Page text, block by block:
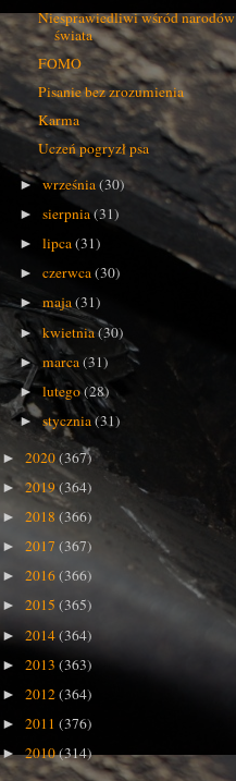
Niesprawiedliwi wśród narodów
świata
FOMO
Pisanie bez zrozumienia
Karma
Uczeń pogryzł psa
►września(30)
►sierpnia(31)
►lipca(31)
►czerwca(30)
►maja(31)
►kwietnia(30)
►marca(31)
►lutego(28)
►stycznia(31)
► 2020(367)
► 2019(364)
► 2018 (366)
► 2017 (367)
► 2016(366)
► 2015 (365)
► 2014(364)
► 2013 (363)
► 2012(364)
► 2011 (376)
►2010(314)